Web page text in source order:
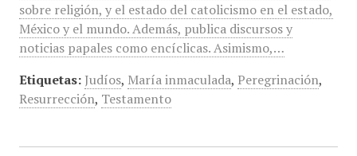
sobre religión, y el estado del catolicismo en el estado,
México y el mundo. Además, publica discursos y
noticias papales como encíclicas. Asimismo,…
Etiquetas: Judíos, María inmaculada, Peregrinación,
Resurrección, Testamento